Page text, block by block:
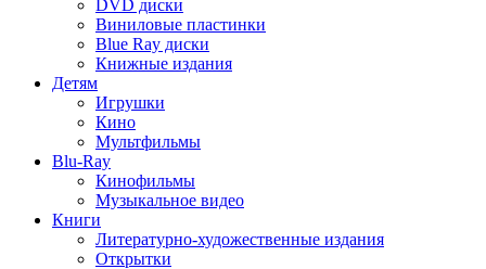
DVD диски
Виниловые пластинки
Blue Ray диски
Книжные издания
Детям
Игрушки
Кино
Мультфильмы
Blu-Ray
Кинофильмы
Музыкальное видео
Книги
Литературно-художественные издания
Открытки